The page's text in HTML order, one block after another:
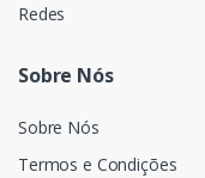
Redes
Sobre Nós
Sobre Nós
Termos e Condições